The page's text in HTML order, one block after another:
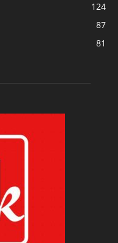
124
87
81